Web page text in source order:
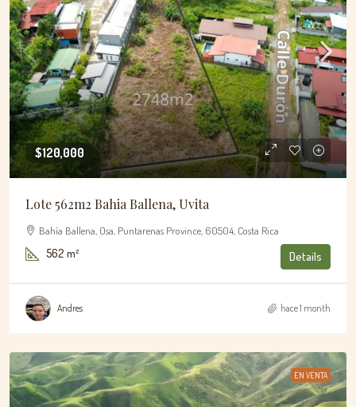
$120,000
Lote 562m2 Bahia Ballena, Uvita
Bahía Ballena, Osa, Puntarenas Province, 60504, Costa Rica
562 m² Details
Andres hace 1 month
EN VENTA